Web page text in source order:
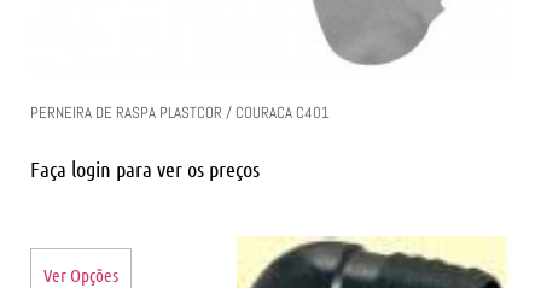
PERNEIRA DE RASPA PLASTCOR / COURACA C401
Faça login para ver os preços
Ver Opções